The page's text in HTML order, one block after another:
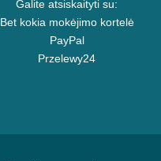
Galite atsiskaityti su:
Bet kokia mokėjimo kortelė
PayPal
Przelewy24